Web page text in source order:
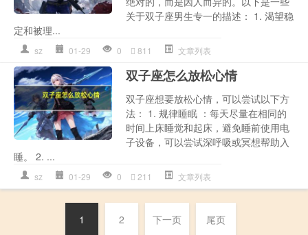
关于双子座男生专一的描述： 1. 渴望稳
定和被理...
sz 01-29 0 811 文章列表
双子座怎么放松心情
双子座想要放松心情，可以尝试以下方
法： 1. 规律睡眠 ：每天尽量在相同的
时间上床睡觉和起床，避免睡前使用电
子设备，可以尝试深呼吸或冥想帮助入
睡。 2. ...
sz 01-29 0 211 文章列表
1 2 下一页 尾页